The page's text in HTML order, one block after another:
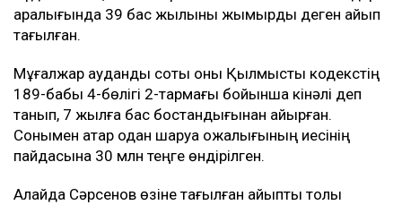
аралығында 39 бас жылқыны жымқырды деген айып
тағылған.
Мұғалжар аудандық соты оны Қылмыстық кодекстің
189-бабы 4-бөлігі 2-тармағы бойынша кінәлі деп
танып, 7 жылға бас бостандығынан айырған.
Сонымен қатар одан шаруа қожалығының иесінің
пайдасына 30 млн теңге өндірілген.
Алайда Сәрсенов өзіне тағылған айыпты толық